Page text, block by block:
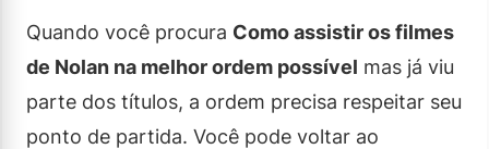
Quando você procura Como assistir os filmes
de Nolan na melhor ordem possível mas já viu
parte dos títulos, a ordem precisa respeitar seu
ponto de partida. Você pode voltar ao